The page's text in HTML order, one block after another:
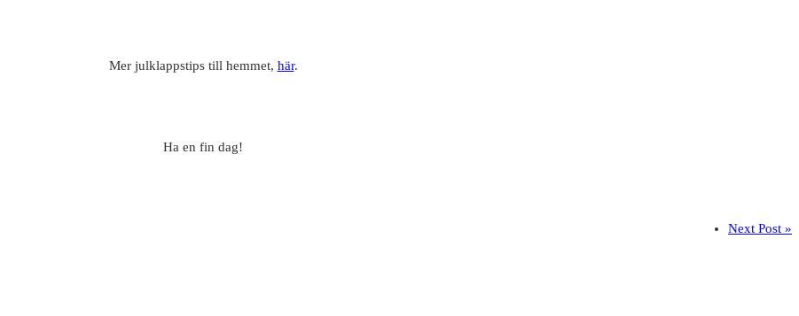
Mer julklappstips till hemmet, här.
Ha en fin dag!
Next Post »